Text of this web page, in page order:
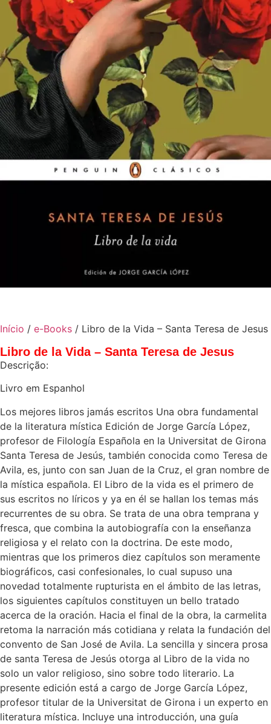
Início / e-Books / Libro de la Vida – Santa Teresa de Jesus
Libro de la Vida – Santa Teresa de Jesus
Descrição:
Livro em Espanhol
Los mejores libros jamás escritos Una obra fundamental
de la literatura mística Edición de Jorge García López,
profesor de Filología Española en la Universitat de Girona
Santa Teresa de Jesús, también conocida como Teresa de
Avila, es, junto con san Juan de la Cruz, el gran nombre de
la mística española. El Libro de la vida es el primero de
sus escritos no líricos y ya en él se hallan los temas más
recurrentes de su obra. Se trata de una obra temprana y
fresca, que combina la autobiografía con la enseñanza
religiosa y el relato con la doctrina. De este modo,
mientras que los primeros diez capítulos son meramente
biográficos, casi confesionales, lo cual supuso una
novedad totalmente rupturista en el ámbito de las letras,
los siguientes capítulos constituyen un bello tratado
acerca de la oración. Hacia el final de la obra, la carmelita
retoma la narración más cotidiana y relata la fundación del
convento de San José de Avila. La sencilla y sincera prosa
de santa Teresa de Jesús otorga al Libro de la vida no
solo un valor religioso, sino sobre todo literario. La
presente edición está a cargo de Jorge García López,
profesor titular de la Universitat de Girona i un experto en
literatura mística. Incluye una introducción, una guía